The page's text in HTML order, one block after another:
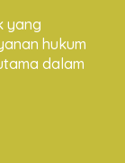
yang
hukum
dalam